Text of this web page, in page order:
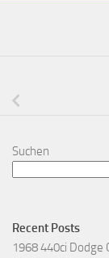
Suchen
Recent Posts
1968 440ci Dodge